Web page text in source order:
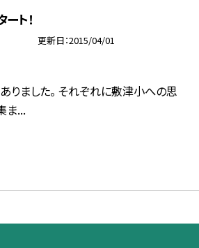
ト！
更新日 2015/04/01
りました。 それぞれに敷津小への思
ま...